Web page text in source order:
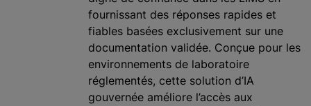
fournissant des réponses rapides et
fiables basées exclusivement sur une
documentation validée. Conçue pour les
environnements de laboratoire
réglementés, cette solution d’IA
gouvernée améliore l’accès aux